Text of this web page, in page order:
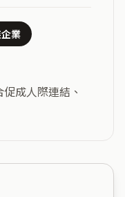
業
成人際連結、